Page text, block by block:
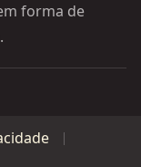
forma de